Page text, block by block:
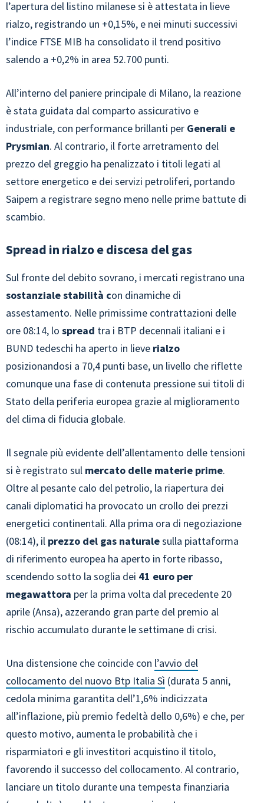
l’apertura del listino milanese si è attestata in lieve
rialzo, registrando un +0,15%, e nei minuti successivi
l’indice FTSE MIB ha consolidato il trend positivo
salendo a +0,2% in area 52.700 punti.
All’interno del paniere principale di Milano, la reazione
è stata guidata dal comparto assicurativo e
industriale, con performance brillanti per Generali e
Prysmian. Al contrario, il forte arretramento del
prezzo del greggio ha penalizzato i titoli legati al
settore energetico e dei servizi petroliferi, portando
Saipem a registrare segno meno nelle prime battute di
scambio.
Spread in rialzo e discesa del gas
Sul fronte del debito sovrano, i mercati registrano una
sostanziale stabilità con dinamiche di
assestamento. Nelle primissime contrattazioni delle
ore 08:14, lo spread tra i BTP decennali italiani e i
BUND tedeschi ha aperto in lieve rialzo
posizionandosi a 70,4 punti base, un livello che riflette
comunque una fase di contenuta pressione sui titoli di
Stato della periferia europea grazie al miglioramento
del clima di fiducia globale.
Il segnale più evidente dell’allentamento delle tensioni
si è registrato sul mercato delle materie prime.
Oltre al pesante calo del petrolio, la riapertura dei
canali diplomatici ha provocato un crollo dei prezzi
energetici continentali. Alla prima ora di negoziazione
(08:14), il prezzo del gas naturalesulla piattaforma
di riferimento europea ha aperto in forte ribasso,
scendendo sotto la soglia dei 41 euro per
megawattora per la prima volta dal precedente 20
aprile (Ansa), azzerando gran parte del premio al
rischio accumulato durante le settimane di crisi.
Una distensione che coincide con l’avvio del
collocamento del nuovo Btp Italia Sì (durata 5 anni,
cedola minima garantita dell’1,6% indicizzata
all’inflazione, più premio fedeltà dello 0,6%) e che, per
questo motivo, aumenta le probabilità che i
risparmiatori e gli investitori acquistino il titolo,
favorendo il successo del collocamento. Al contrario,
lanciare un titolo durante una tempesta finanziaria